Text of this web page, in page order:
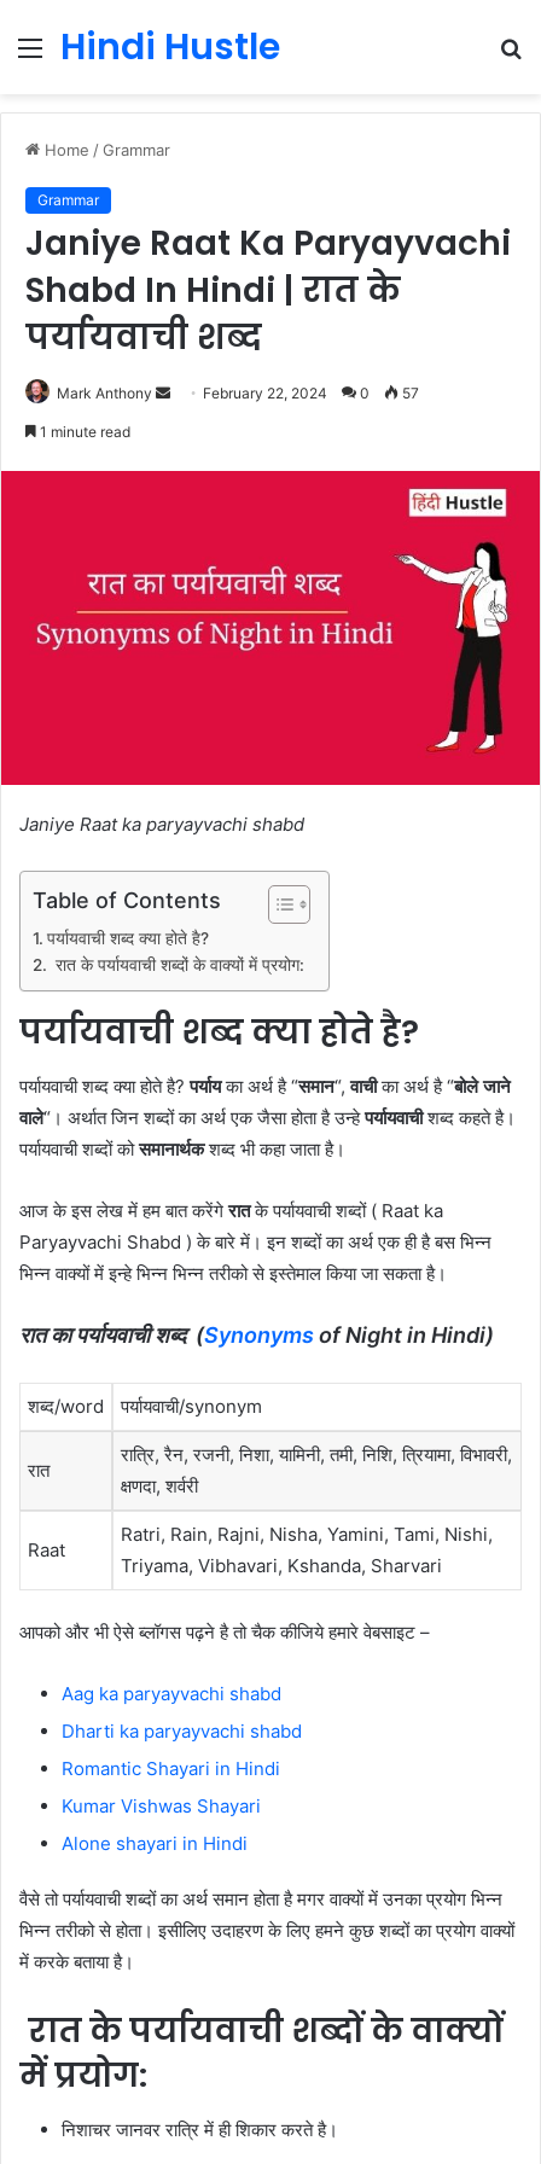
Menu
Hindi Hustle
Home /Grammar
Grammar
Janiye Raat Ka Paryayvachi
Shabd In Hindi | रात के
पर्यायवाची शब्द
Mark Anthony
Send February 22, 2024 0 57
1 minute read
Janiye Raat ka paryayvachi shabd
Table of Contents
पर्यायवाची शब्द क्या होते है?
रात के पर्यायवाची शब्दों के वाक्यों में प्रयोग:
पर्यायवाची शब्द क्या होते है?
पर्यायवाची शब्द क्या होते है?पर्यायका अर्थ है “समान“,वाचीका अर्थ है “बोले जाने
वाले“। अर्थात जिन शब्दों का अर्थ एक जैसा होता है उन्हेपर्यायवाचीशब्द कहते है।
पर्यायवाची शब्दों कोसमानार्थकशब्द भी कहा जाता है।
आज के इस लेख में हम बात करेंगेरातके पर्यायवाची शब्दों ( Raat ka
Paryayvachi Shabd ) के बारे में। इन शब्दों का अर्थ एक ही है बस भिन्न
भिन्न वाक्यों में इन्हे भिन्न भिन्न तरीको से इस्तेमाल किया जा सकता है।
रातकापर्यायवाची शब्द (Synonymsof Night in Hindi)
शब्द/word पर्यायवाची/synonym
रात
रात्रि,रैन,रजनी,निशा,यामिनी,तमी,निशि,त्रियामा,विभावरी,
क्षणदा,शर्वरी
Raat
Ratri, Rain, Rajni, Nisha, Yamini, Tami, Nishi,
Triyama, Vibhavari, Kshanda, Sharvari
आपको और भी ऐसे ब्लॉगस पढ़ने है तो चैक कीजिये हमारे वेबसाइट –
Aag ka paryayvachi shabd
Dharti ka paryayvachi shabd
Romantic Shayari in Hindi
Kumar Vishwas Shayari
Alone shayari in Hindi
वैसे तो पर्यायवाची शब्दों का अर्थ समान होता है मगर वाक्यों में उनका प्रयोग भिन्न
भिन्न तरीको से होता। इसीलिए उदाहरण के लिए हमने कुछ शब्दों का प्रयोग वाक्यों
में करके बताया है।
रात के पर्यायवाची शब्दों के वाक्यों
में प्रयोग:
निशाचर जानवर रात्रि में ही शिकार करते है।